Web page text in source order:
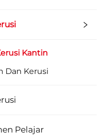
Kantin
Dan Kerusi
Pelajar